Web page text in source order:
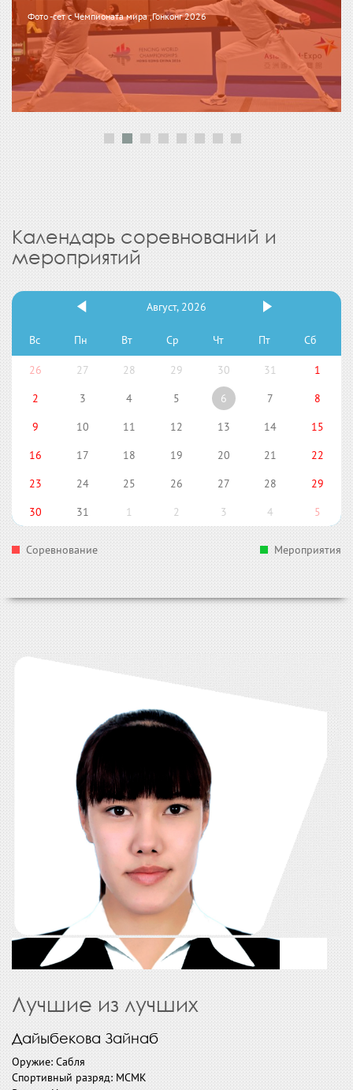
Фото -сет с Чемпионата мира ,Гонконг 2026
Календарь соревнований и
мероприятий
Август, 2026
Вс Пн Вт Ср Чт Пт Сб
26 27 28 29 30 31
1
2
3 4 5 6 7
8
9
10 11 12 13 14
15
16
17 18 19 20 21
22
23
24 25 26 27 28
29
30
31 1 2 3 4 5
Соревнование Мероприятия
Лучшие из лучших
Дайыбекова Зайнаб
Оружие: Сабля
Спортивный разряд: МСМК